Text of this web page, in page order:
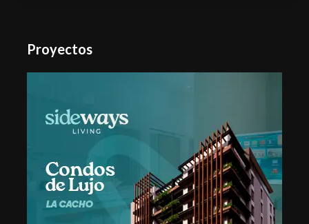
Proyectos